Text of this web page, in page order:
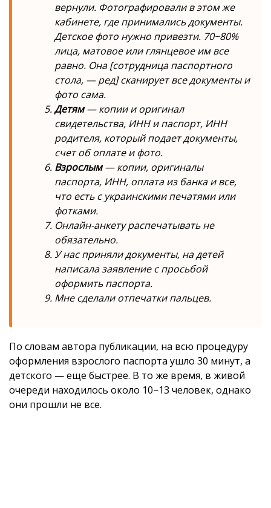
вернули. Фотографировали в этом же
кабинете, где принимались документы.
Детское фото нужно привезти. 70−80%
лица, матовое или глянцевое им все
равно. Она [сотрудница паспортного
стола, — ред] сканирует все документы и
фото сама.
Детям— копии и оригинал
свидетельства, ИНН и паспорт, ИНН
родителя, который подает документы,
счет об оплате и фото.
Взрослым— копии, оригиналы
паспорта, ИНН, оплата из банка и все,
что есть с украинскими печатями или
фотками.
Онлайн-анкету распечатывать не
обязательно.
У нас приняли документы, на детей
написала заявление с просьбой
оформить паспорта.
Мне сделали отпечатки пальцев.
По словам автора публикации, на всю процедуру
оформления взрослого паспорта ушло 30 минут, а
детского — еще быстрее. В то же время, в живой
очереди находилось около 10−13 человек, однако
они прошли не все.